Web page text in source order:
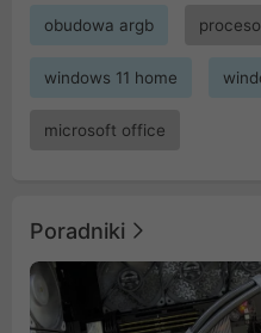
obudowa argb
windows 11 home
microsoft office
Poradniki